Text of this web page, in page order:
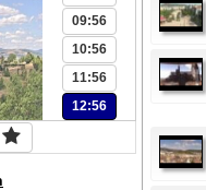
09:56
10:56
11:56
12:56